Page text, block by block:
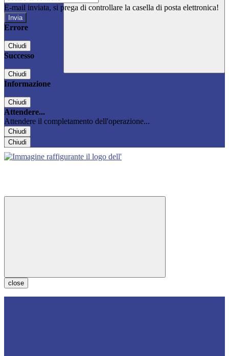
E-mail inviata, si prega di controllare la casella di posta elettronica!
Errore
Chiudi
Successo
Chiudi
Informazione
Chiudi
Attendere...
Attendere il completamento dell'operazione...
Chiudi
Chiudi
close